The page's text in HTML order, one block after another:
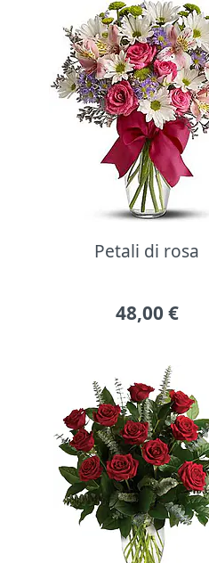
Petali di rosa
48,00 €